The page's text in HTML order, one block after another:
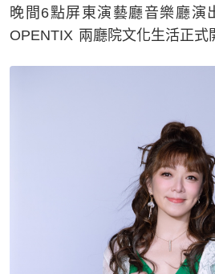
晚間6點屏東演藝廳音樂廳演
OPENTIX 兩廳院文化生活正式